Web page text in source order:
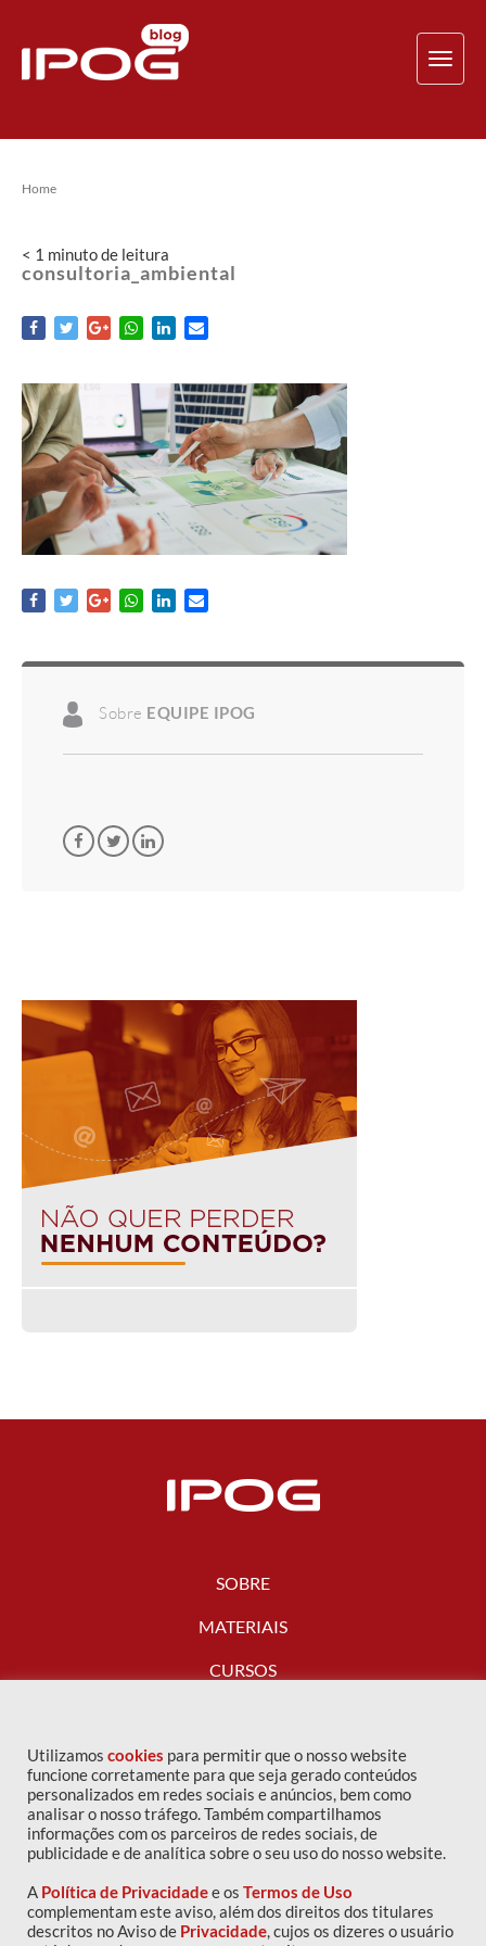
Home
< 1 minutode leitura
consultoria_ambiental
Sobre EQUIPE IPOG
SOBRE
MATERIAIS
CURSOS
FALE CONOSCO
Utilizamos cookies para permitir que o nosso website
funcione corretamente para que seja gerado conteúdos
personalizados em redes sociais e anúncios, bem como
analisar o nosso tráfego. Também compartilhamos
informações com os parceiros de redes sociais, de
publicidade e de analítica sobre o seu uso do nosso website.
A Política de Privacidadee os Termos de Uso
complementam este aviso, além dos direitos dos titulares
descritos no Aviso de Privacidade, cujos os dizeres o usuário